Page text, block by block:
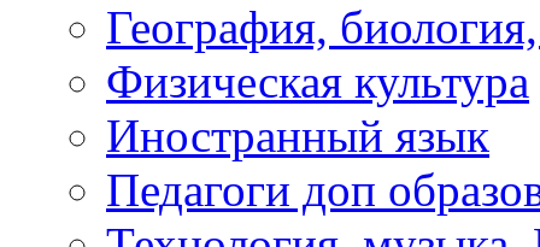
География,
Физическая культура
Иностранный язык
Педагоги доп